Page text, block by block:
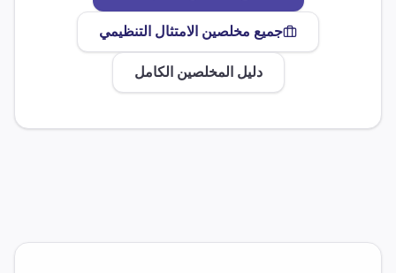
جميع مخلصين الامتثال التنظيمي
دليل المخلصين الكامل